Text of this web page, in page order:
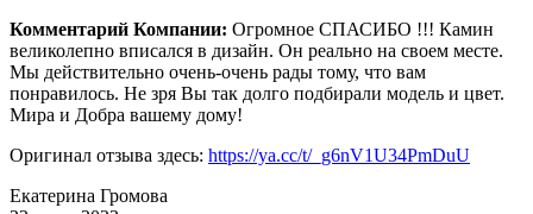
Комментарий Компании: Огромное СПАСИБО !!! Камин
великолепно вписался в дизайн. Он реально на своем месте.
Мы действительно очень-очень рады тому, что вам
понравилось. Не зря Вы так долго подбирали модель и цвет.
Мира и Добра вашему дому!
Оригинал отзыва здесь: https://ya.cc/t/_g6nV1U34PmDuU
Екатерина Громова